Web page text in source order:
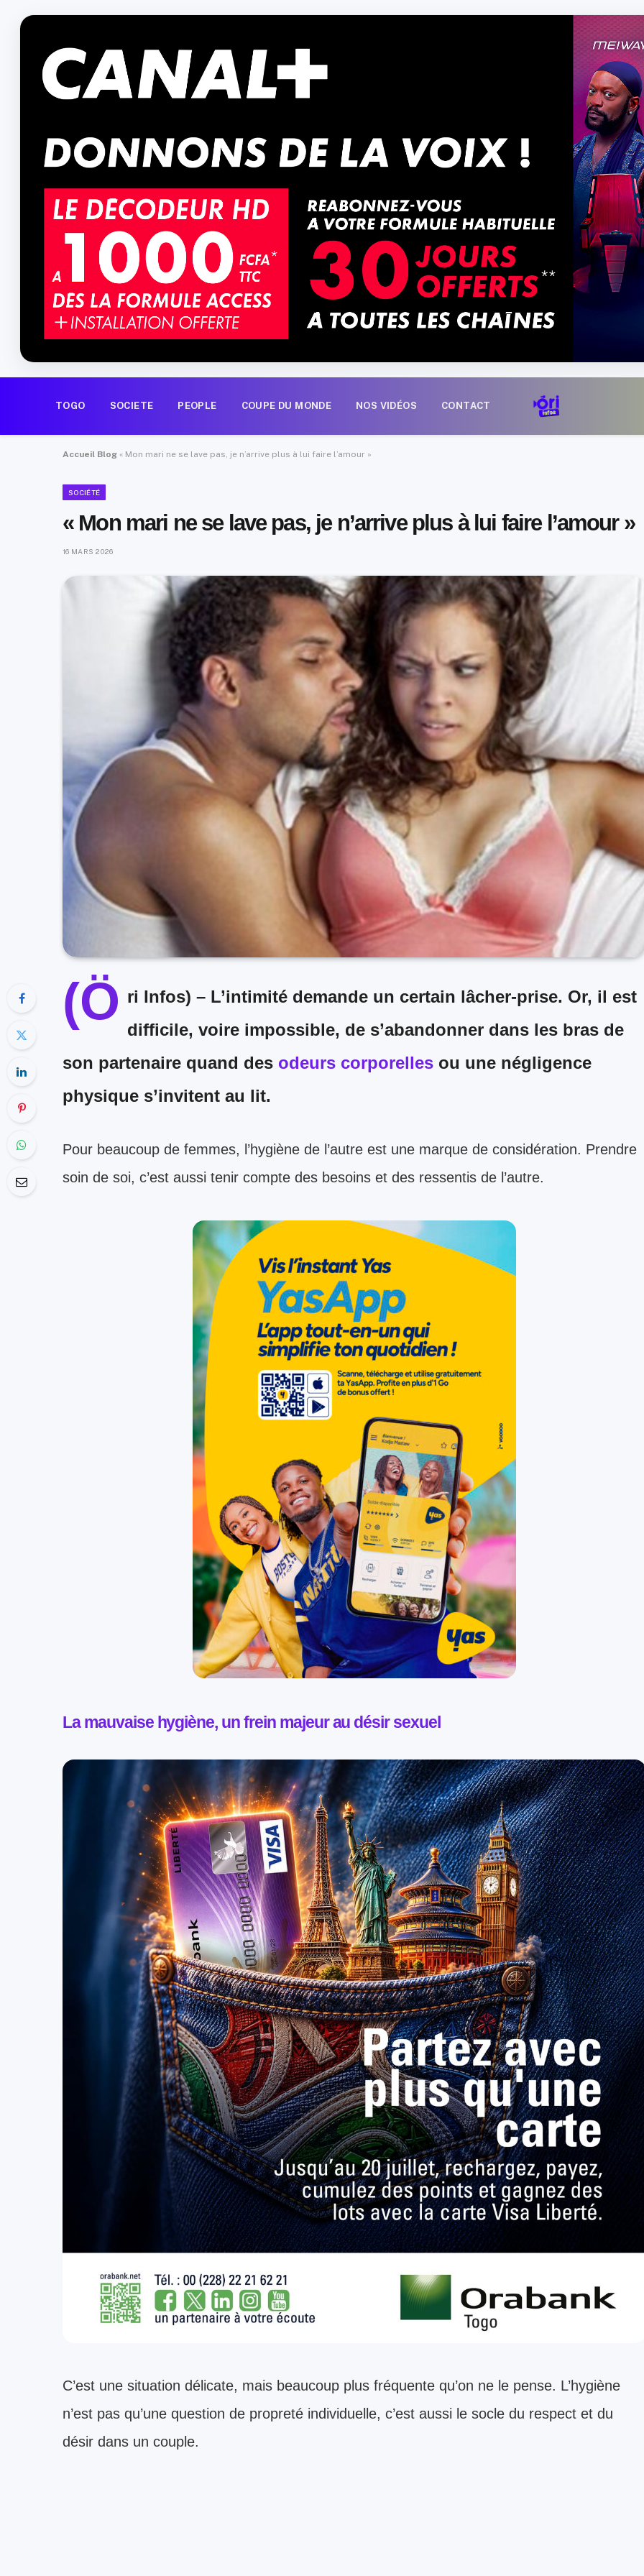
TOGO SOCIETE PEOPLE COUPE DU MONDE NOS VIDÉOS CONTACT
Accueil Blog « Mon mari ne se lave pas, je n’arrive plus à lui faire l’amour »
SOCIÉTÉ
« Mon mari ne se lave pas, je n’arrive plus à lui faire l’amour »
16 MARS 2026
(Ö ri Infos) – L’intimité demande un certain lâcher-prise. Or, il est
difficile, voire impossible, de s’abandonner dans les bras de
son partenaire quand des odeurs corporelles ou une négligence
physique s’invitent au lit.
Pour beaucoup de femmes, l’hygiène de l’autre est une marque de considération. Prendre
soin de soi, c’est aussi tenir compte des besoins et des ressentis de l’autre.
La mauvaise hygiène, un frein majeur au désir sexuel
C’est une situation délicate, mais beaucoup plus fréquente qu’on ne le pense. L’hygiène
n’est pas qu’une question de propreté individuelle, c’est aussi le socle du respect et du
désir dans un couple.